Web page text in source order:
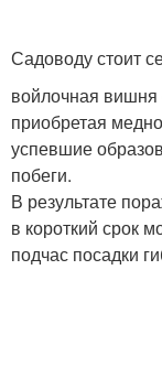
Садоводу стоит
войлочная вишня
приобретая
успевшие
побеги.
В результате
в короткий срок
подчас посадки